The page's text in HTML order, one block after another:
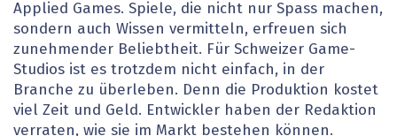
Applied Games. Spiele, die nicht nur Spass machen,
sondern auch Wissen vermitteln, erfreuen sich
zunehmender Beliebtheit. Für Schweizer Game-
Studios ist es trotzdem nicht einfach, in der
Branche zu überleben. Denn die Produktion kostet
viel Zeit und Geld. Entwickler haben der Redaktion
verraten, wie sie im Markt bestehen können.